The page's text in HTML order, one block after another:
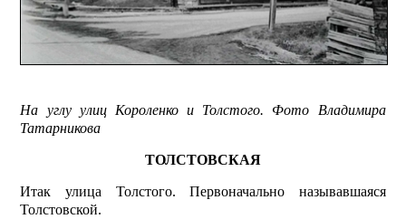
На углу улиц Короленко и Толстого. Фото Владимира
Татарникова
ТОЛСТОВСКАЯ
Итак улица Толстого. Первоначально называвшаяся
Толстовской.